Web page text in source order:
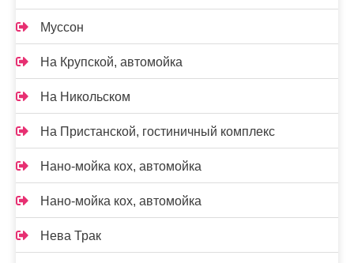
Муссон
На Крупской, автомойка
На Никольском
На Пристанской, гостиничный комплекс
Нано-мойка кох, автомойка
Нано-мойка кох, автомойка
Нева Трак